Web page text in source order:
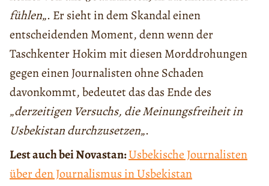
fühlen„. Er sieht in dem Skandal einen
entscheidenden Moment, denn wenn der
Taschkenter Hokim mit diesen Morddrohungen
gegen einen Journalisten ohne Schaden
davonkommt, bedeutet das das Ende des
„derzeitigen Versuchs, die Meinungsfreiheit in
Usbekistan durchzusetzen„.
Lest auch bei Novastan:Usbekische Journalisten
über den Journalismus in Usbekistan